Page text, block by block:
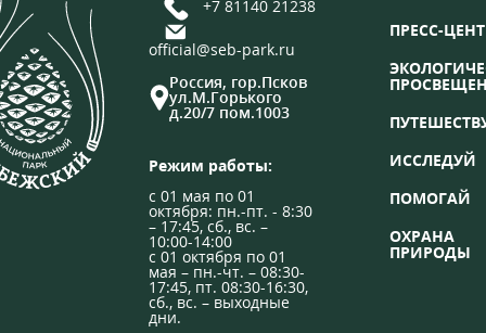
+7 81140 21238
official@seb-park.ru
Россия, гор.Псков
ул.М.Горького
д.20/7 пом.1003
Режим работы:
с 01 мая по 01
октября: пн.-пт. - 8:30
– 17:45, сб., вс. –
10:00-14:00
с 01 октября по 01
мая – пн.-чт. – 08:30-
17:45, пт. 08:30-16:30,
сб., вс. – выходные
дни.
ПРЕСС-
ИССЛЕДУЙ
ПОМОГАЙ
ОХРАНА
ПРИРОДЫ